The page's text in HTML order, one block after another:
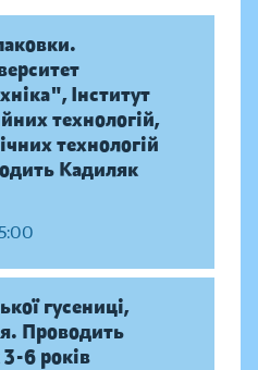
Інститут
технологій,
технологій
Кадиляк
гусениці,
Проводить
6 років